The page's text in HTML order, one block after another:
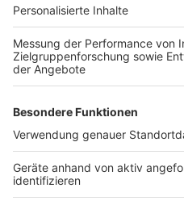
Ihre Baufirma auf bauen.de
Kostenloses Infogespräch